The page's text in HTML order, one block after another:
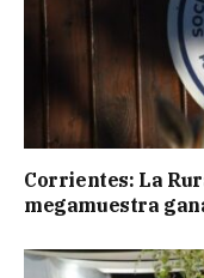
Corrientes: La
megamuestra